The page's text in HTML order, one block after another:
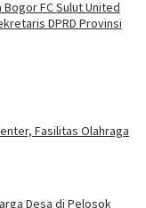
FC Sulut United
DPRD Provinsi
Fasilitas Olahraga
Desa di Pelosok